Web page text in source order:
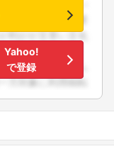
Yahoo!
で登録